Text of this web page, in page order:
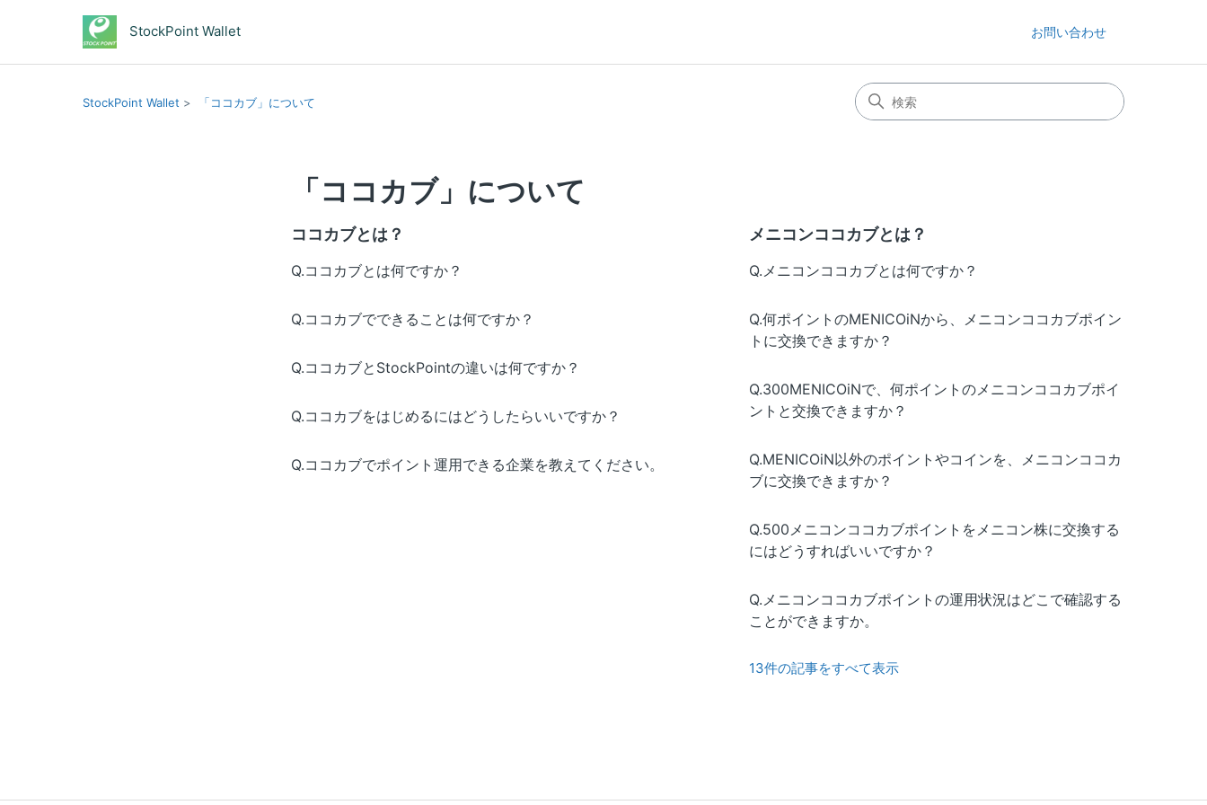
StockPoint Wallet お問い合わせ
StockPoint Wallet 「ココカブ」について
「ココカブ」について
ココカブとは？
Q.ココカブとは何ですか？
Q.ココカブでできることは何ですか？
Q.ココカブとStockPointの違いは何ですか？
Q.ココカブをはじめるにはどうしたらいいですか？
Q.ココカブでポイント運用できる企業を教えてください。
メニコンココカブとは？
Q.メニコンココカブとは何ですか？
Q.何ポイントのMENICOiNから、メニコンココカブポイン
トに交換できますか？
Q.300MENICOiNで、何ポイントのメニコンココカブポイ
ントと交換できますか？
Q.MENICOiN以外のポイントやコインを、メニコンココカ
ブに交換できますか？
Q.500メニコンココカブポイントをメニコン株に交換する
にはどうすればいいですか？
Q.メニコンココカブポイントの運用状況はどこで確認する
ことができますか。
13件の記事をすべて表示